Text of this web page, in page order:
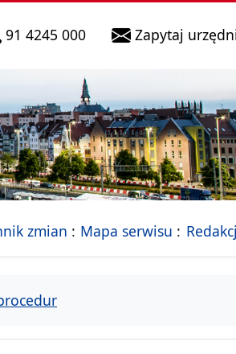
telefon do infolinii:
91 4245 000 Zapytaj
strona Miasta Szczecin
zmian Mapa serwisu -